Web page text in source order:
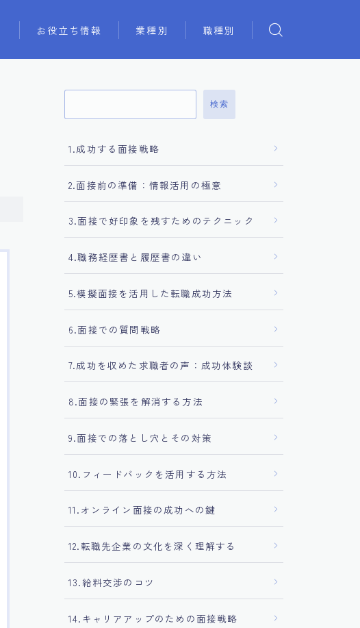
お役立ち情報 業種別 職種別
検索
1.成功する面接戦略
2.面接前の準備：情報活用の極意
3.面接で好印象を残すためのテクニック
4.職務経歴書と履歴書の違い
5.模擬面接を活用した転職成功方法
6.面接での質問戦略
7.成功を収めた求職者の声：成功体験談
8.面接の緊張を解消する方法
9.面接での落とし穴とその対策
10.フィードバックを活用する方法
11.オンライン面接の成功への鍵
12.転職先企業の文化を深く理解する
13.給料交渉のコツ
14.キャリアアップのための面接戦略